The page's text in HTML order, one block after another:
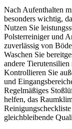
Nach Aufenthalten
besonders wichtig,
Nutzen Sie
Polsterreiniger und
zuverlässig von
Waschen Sie
andere
Kontrollieren Sie
und
Regelmäßiges
helfen, das
gleichbleibende